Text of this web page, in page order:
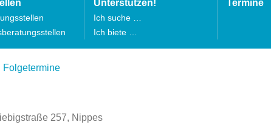
Unterstützen!
Ich suche …
Ich biete …
Termine
Folgetermine
257, Nippes